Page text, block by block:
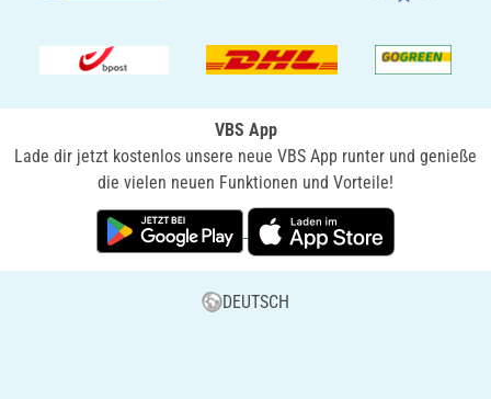
VBS App
Lade dir jetzt kostenlos unsere neue VBS App runter und genieße
die vielen neuen Funktionen und Vorteile!
DEUTSCH